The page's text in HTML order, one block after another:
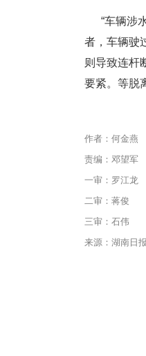
“车辆涉
者，车辆驶
则导致连杆
要紧。等脱
作者：何金燕
责编：邓望军
一审：罗江龙
二审：蒋俊
三审：石伟
来源：湖南日报